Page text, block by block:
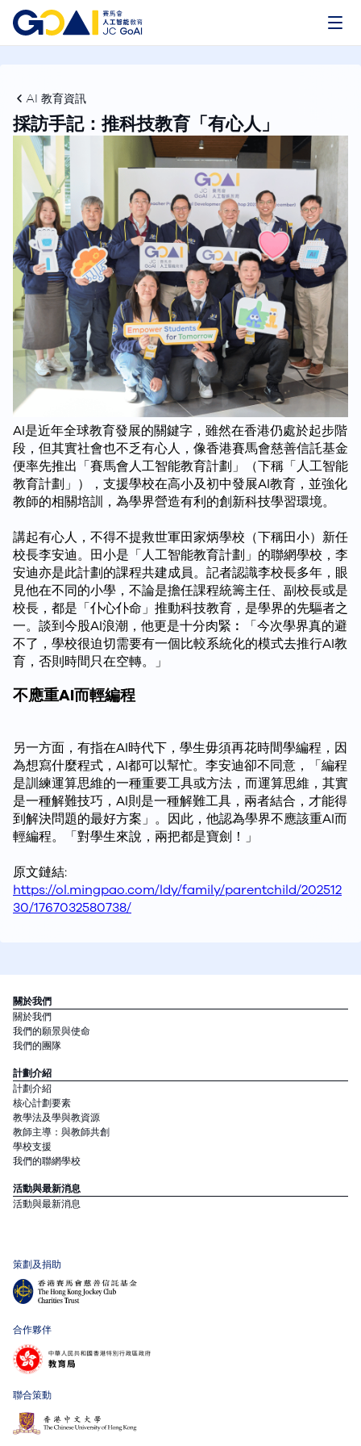
AI 教育資訊
採訪手記：推科技教育「有心人」
AI是近年全球教育發展的關鍵字，雖然在香港仍處於起步階
段，但其實社會也不乏有心人，像香港賽馬會慈善信託基金
便率先推出「賽馬會人工智能教育計劃」（下稱「人工智能
教育計劃」），支援學校在高小及初中發展AI教育，並強化
教師的相關培訓，為學界營造有利的創新科技學習環境。
講起有心人，不得不提救世軍田家炳學校（下稱田小）新任
校長李安迪。田小是「人工智能教育計劃」的聯網學校，李
安迪亦是此計劃的課程共建成員。記者認識李校長多年，眼
見他在不同的小學，不論是擔任課程統籌主任、副校長或是
校長，都是「仆心仆命」推動科技教育，是學界的先驅者之
一。談到今股AI浪潮，他更是十分肉緊︰「今次學界真的避
不了，學校很迫切需要有一個比較系統化的模式去推行AI教
育，否則時間只在空轉。」
不應重AI而輕編程
另一方面，有指在AI時代下，學生毋須再花時間學編程，因
為想寫什麼程式，AI都可以幫忙。李安迪卻不同意，「編程
是訓練運算思維的一種重要工具或方法，而運算思維，其實
是一種解難技巧，AI則是一種解難工具，兩者結合，才能得
到解決問題的最好方案」。因此，他認為學界不應該重AI而
輕編程。「對學生來說，兩把都是寶劍！」
原文鏈結:
https://ol.mingpao.com/ldy/family/parentchild/202512
30/1767032580738/
關於我們
關於我們
我們的願景與使命
我們的團隊
計劃介紹
計劃介紹
核心計劃要素
教學法及學與教資源
教師主導：與教師共創
學校支援
我們的聯網學校
活動與最新消息
活動與最新消息
策劃及捐助
合作夥伴
聯合策動